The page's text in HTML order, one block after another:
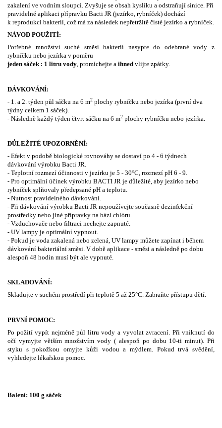
zakalení ve vodním sloupci. Zvyšuje se obsah kyslíku a odstraňují sinice. Při
pravidelné aplikaci přípravku Bacti JR (jezírko, rybníček) dochází
k reprodukci bakterií, což má za následek nepřetržitě čisté jezírko a rybníček.
NÁVOD POUŽITÍ:
Potřebné množství suché směsi bakterií nasypte do odebrané vody z
rybníčku nebo jezírka v poměru
jeden sáček : 1 litru vody, promíchejte a ihned vlijte zpátky.
DÁVKOVÁNÍ:
- 1. a 2. týden půl sáčku na 6 m2 plochy rybníčku nebo jezírka (první dva
týdny celkem 1 sáček).
- Následně každý týden čtvrt sáčku na 6 m2 plochy rybníčku nebo jezírka.
DŮLEŽITÉ UPOZORNĚNÍ:
- Efekt v podobě biologické rovnováhy se dostaví po 4 - 6 týdnech
dávkování výrobku Bacti JR.
- Teplotní rozmezí účinnosti v jezírku je 5 - 30°C, rozmezí pH 6 - 9.
- Pro optimální účinek výrobku BACTI JR je důležité, aby jezírko nebo
rybníček splňovaly předepsané pH a teplotu.
- Nutnost pravidelného dávkování.
- Při dávkování výrobku Bacti JR nepoužívejte současně dezinfekční
prostředky nebo jiné přípravky na bázi chlóru.
- Vzduchovače nebo filtraci nechejte zapnuté.
- UV lampy je optimální vypnout.
- Pokud je voda zakalená nebo zelená, UV lampy můžete zapínat i během
dávkování bakteriální směsi. V době aplikace - směsi a následně po dobu
alespoň 48 hodin musí být ale vypnuté.
SKLADOVÁNÍ:
Skladujte v suchém prostředí při teplotě 5 až 25°C. Zabraňte přístupu dětí.
PRVNÍ POMOC:
Po požití vypít nejméně půl litru vody a vyvolat zvracení. Při vniknutí do
očí vymyjte větším množstvím vody ( alespoň po dobu 10-ti minut). Při
styku s pokožkou omyjte kůži vodou a mýdlem. Pokud trvá svědění,
vyhledejte lékařskou pomoc.
Balení: 100 g sáček